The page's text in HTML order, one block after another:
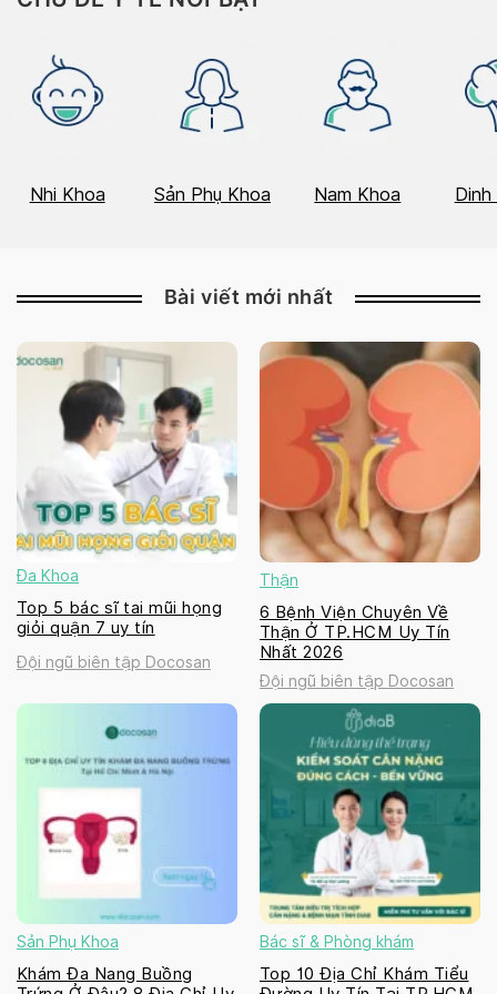
Nhi Khoa Sản Phụ Khoa Nam Khoa Dinh
Bài viết mới nhất
Đa Khoa
Top 5 bác sĩ tai mũi họng
giỏi quận 7 uy tín
Đội ngũ biên tập Docosan
Thận
6 Bệnh Viện Chuyên Về
Thận Ở TP.HCM Uy Tín
Nhất 2026
Đội ngũ biên tập Docosan
Sản Phụ Khoa
Khám Đa Nang Buồng
Bác sĩ & Phòng khám
Top 10 Địa Chỉ Khám Tiểu